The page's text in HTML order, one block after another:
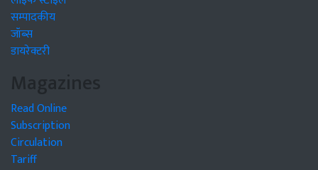
सम्पादकीय
जॉब्स
डायरेक्टरी
Magazines
Read Online
Subscription
Circulation
Tariff